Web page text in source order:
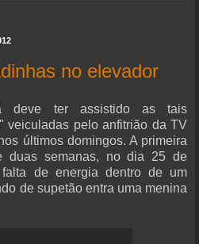
no elevador
deve ter assistido as tais
veiculadas pelo anfitrião da TV
últimos domingos. A primeira
duas semanas, no dia 25 de
de energia dentro de um
de supetão entra uma menina